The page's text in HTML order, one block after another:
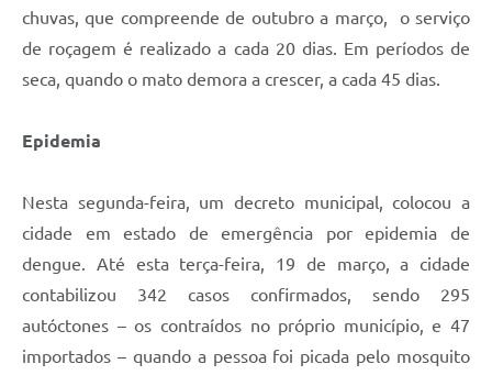
chuvas, que compreende de outubro a março, o serviço
de roçagem é realizado a cada 20 dias. Em períodos de
seca, quando o mato demora a crescer, a cada 45 dias.
Epidemia
Nesta segunda-feira, um decreto municipal, colocou a
cidade em estado de emergência por epidemia de
dengue. Até esta terça-feira, 19 de março, a cidade
contabilizou 342 casos confirmados, sendo 295
autóctones – os contraídos no próprio município, e 47
importados – quando a pessoa foi picada pelo mosquito